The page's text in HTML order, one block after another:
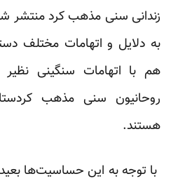
زندانی سنی مذهب کرد منتشر
به دلایل و اتهامات مختلف
هم با اتهامات سنگینی
هستند.
با توجه به این حساسیت‌ها بعید